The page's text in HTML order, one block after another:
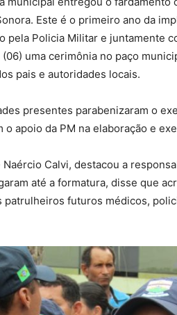
Este é o primeiro ano da
pela Policia Militar e juntamente
uma cerimônia no paço
pais e autoridades locais.
presentes parabenizaram o
o apoio da PM na elaboração e
Calvi, destacou a
até a formatura, disse que
futuros médicos,